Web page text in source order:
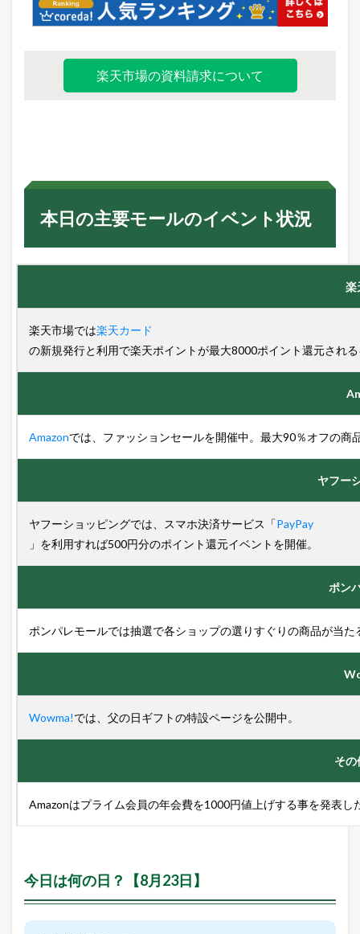
楽天市場の資料請求について
本日の主要モールのイベント状況
楽
楽天市場では楽天カード
の新規発行と利用で楽天ポイントが最大8000ポイント還元され
Amazonでは、ファッションセールを開催中。最大90％オフの商
ヤフー
ヤフーショッピングでは、スマホ決済サービス「PayPay
」を利用すれば500円分のポイント還元イベントを開催。
ポン
ポンパレモールでは抽選で各ショップの選りすぐりの商品が当
Wowma!では、父の日ギフトの特設ページを公開中。
その
Amazonはプライム会員の年会費を1000円値上げする事を発表
今日は何の日？【8月23日】